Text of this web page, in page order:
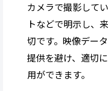
カメラで撮影して
トなどで明示し、
切です。映像デー
提供を避け、適切
用ができます。